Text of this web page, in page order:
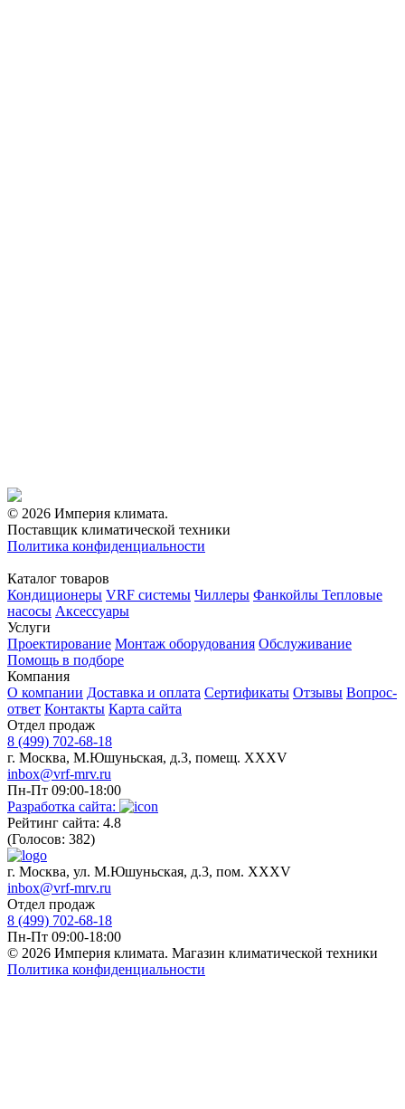
© 2026 Империя климата.
Поставщик климатической техники
Политика конфиденциальности
Каталог товаров
Кондиционеры VRF системы Чиллеры Фанкойлы Тепловые
насосы Аксессуары
Услуги
Проектирование Монтаж оборудования Обслуживание
Помощь в подборе
Компания
О компании Доставка и оплата Сертификаты Отзывы Вопрос-
ответ Контакты Карта сайта
Отдел продаж
8 (499) 702-68-18
г. Москва, М.Юшуньская, д.3, помещ. XXXV
inbox@vrf-mrv.ru
Пн-Пт 09:00-18:00
Разработка сайта:
Рейтинг сайта: 4.8
(Голосов: 382)
г. Москва, ул. М.Юшуньская, д.3, пом. XXXV
inbox@vrf-mrv.ru
Отдел продаж
8 (499) 702-68-18
Пн-Пт 09:00-18:00
© 2026 Империя климата. Магазин климатической техники
Политика конфиденциальности